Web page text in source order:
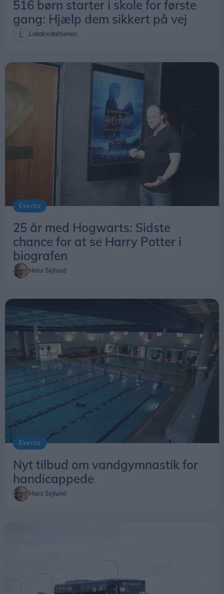
516 børn starter i skole for første
gang: Hjælp dem sikkert på vej
Lokalredaktionen
Events
25 år med Hogwarts: Sidste
chance for at se Harry Potter i
biografen
Hans Sejlund
Events
Nyt tilbud om vandgymnastik for
handicappede
Hans Sejlund